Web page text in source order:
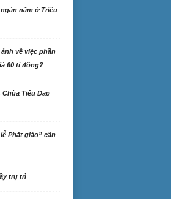
năm ở Triều
về việc phần
60 tỉ đồng?
Tiêu Dao
Phật giáo” cần
trụ trì